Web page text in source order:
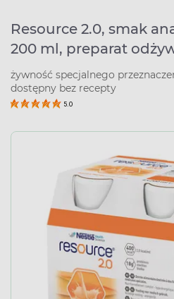
Resource 2.0, smak
200 ml, preparat
żywność specjalnego
dostępny bez recepty
5.0